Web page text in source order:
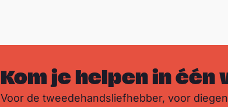
Kom je helpen in één
Voor de tweedehandsliefhebber, voor